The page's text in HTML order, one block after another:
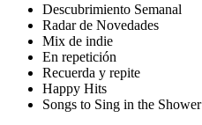
Descubrimiento Semanal
Radar de Novedades
Mix de indie
En repetición
Recuerda y repite
Happy Hits
Songs to Sing in the Shower